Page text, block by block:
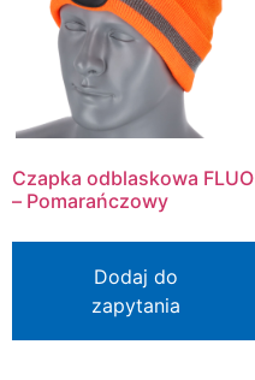
Czapka odblaskowa FLUO
– Pomarańczowy
Dodaj do
zapytania